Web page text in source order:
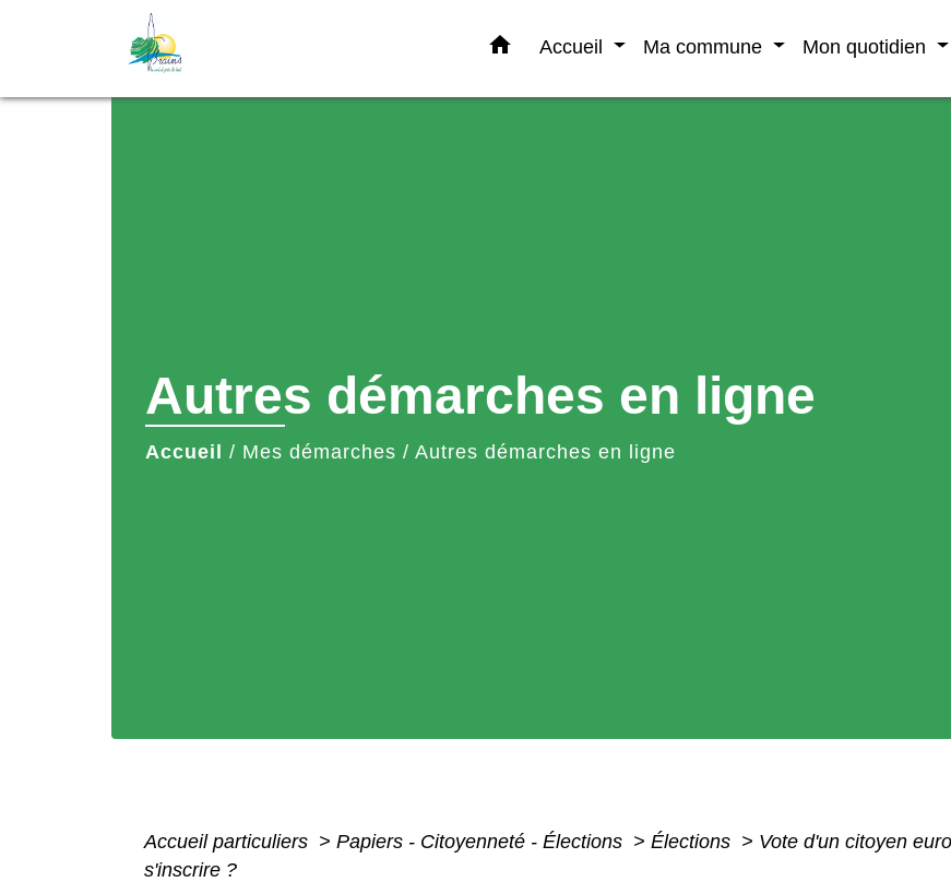
home Accueil Ma commune Mon quotidien
Autres démarches en ligne
Accueil / Mes démarches / Autres démarches en ligne
Accueil particuliers > Papiers - Citoyenneté - Élections > Élections > Vote d'un citoyen
s'inscrire ?